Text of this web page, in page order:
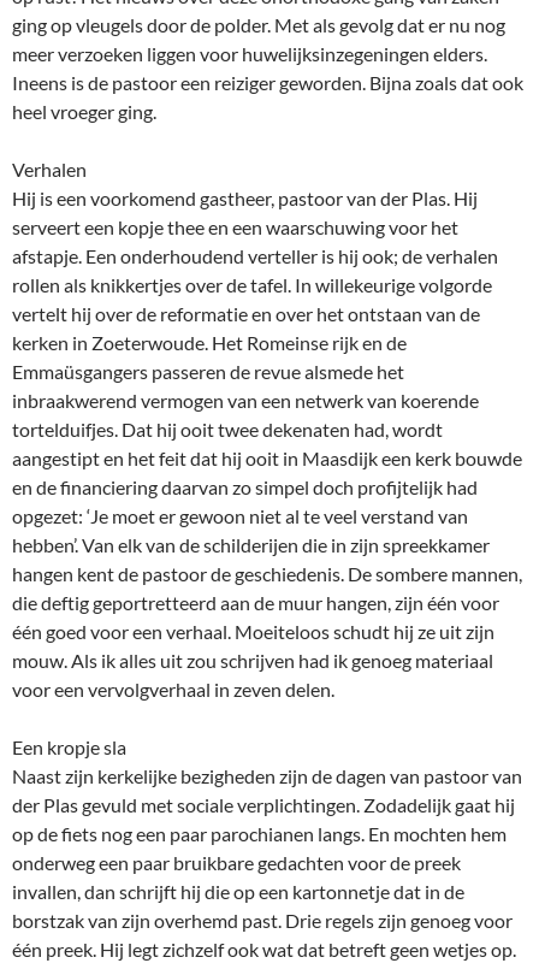
ging op vleugels door de polder. Met als gevolg dat er nu nog
meer verzoeken liggen voor huwelijksinzegeningen elders.
Ineens is de pastoor een reiziger geworden. Bijna zoals dat ook
heel vroeger ging.
Verhalen
Hij is een voorkomend gastheer, pastoor van der Plas. Hij
serveert een kopje thee en een waarschuwing voor het
afstapje. Een onderhoudend verteller is hij ook; de verhalen
rollen als knikkertjes over de tafel. In willekeurige volgorde
vertelt hij over de reformatie en over het ontstaan van de
kerken in Zoeterwoude. Het Romeinse rijk en de
Emmaüsgangers passeren de revue alsmede het
inbraakwerend vermogen van een netwerk van koerende
tortelduifjes. Dat hij ooit twee dekenaten had, wordt
aangestipt en het feit dat hij ooit in Maasdijk een kerk bouwde
en de financiering daarvan zo simpel doch profijtelijk had
opgezet: ‘Je moet er gewoon niet al te veel verstand van
hebben’. Van elk van de schilderijen die in zijn spreekkamer
hangen kent de pastoor de geschiedenis. De sombere mannen,
die deftig geportretteerd aan de muur hangen, zijn één voor
één goed voor een verhaal. Moeiteloos schudt hij ze uit zijn
mouw. Als ik alles uit zou schrijven had ik genoeg materiaal
voor een vervolgverhaal in zeven delen.
Een kropje sla
Naast zijn kerkelijke bezigheden zijn de dagen van pastoor van
der Plas gevuld met sociale verplichtingen. Zodadelijk gaat hij
op de fiets nog een paar parochianen langs. En mochten hem
onderweg een paar bruikbare gedachten voor de preek
invallen, dan schrijft hij die op een kartonnetje dat in de
borstzak van zijn overhemd past. Drie regels zijn genoeg voor
één preek. Hij legt zichzelf ook wat dat betreft geen wetjes op.